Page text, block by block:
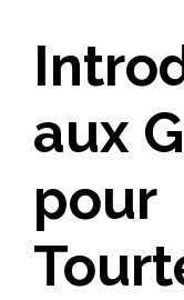
aux
pour